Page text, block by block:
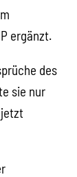
ergänzt.
des
sie nur